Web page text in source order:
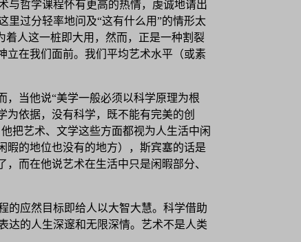
与哲学课程怀有更高的热情，虔诚地请出
过分轻率地问及“这有什么用”的情形太
着人这一桩即大用，然而，正是一种割裂
立在我们面前。我们平均艺术水平（或素
，当他说“美学一般必须以科学原理为根
依据，没有科学，既不能有完美的创
把艺术、文学这些方面都视为人生活中闲
暇的地位也没有的地方），斯宾塞的话是
而在他说艺术在生活中只是闲暇部分、
的应然目标即给人以大智大慧。科学借助
达的人生深邃和无限深情。艺术不是人类